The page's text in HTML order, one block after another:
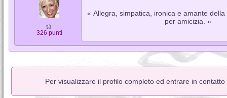
326 punti
« Allegra, simpatica, ironica e amante
per amicizia. »
Per visualizzare il profilo completo ed entrare in